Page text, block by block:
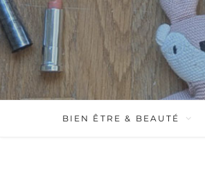
BIEN ÊTRE & BEAUTÉ